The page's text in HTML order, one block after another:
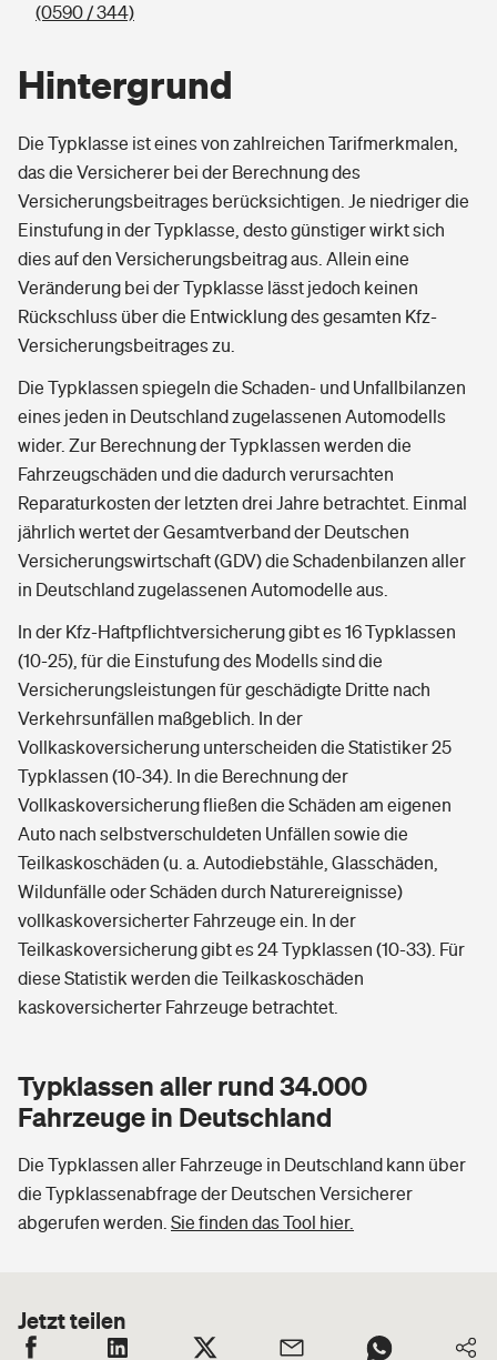
Tools
Kinderunfall-Check: Mehr Sicherheit für deine Kids
Typklassen: So ist Ihr Auto eingestuft
Sie haben Fragen?
(0590 / 344)
Hintergrund
Die Typklasse ist eines von zahlreichen Tarifmerkmalen,
das die Versicherer bei der Berechnung des
Versicherungsbeitrages berücksichtigen. Je niedriger die
Einstufung in der Typklasse, desto günstiger wirkt sich
dies auf den Versicherungsbeitrag aus. Allein eine
Veränderung bei der Typklasse lässt jedoch keinen
Rückschluss über die Entwicklung des gesamten Kfz-
Versicherungsbeitrages zu.
Die Typklassen spiegeln die Schaden- und Unfallbilanzen
eines jeden in Deutschland zugelassenen Automodells
wider. Zur Berechnung der Typklassen werden die
Fahrzeugschäden und die dadurch verursachten
Reparaturkosten der letzten drei Jahre betrachtet. Einmal
jährlich wertet der Gesamtverband der Deutschen
Versicherungswirtschaft (GDV) die Schadenbilanzen aller
in Deutschland zugelassenen Automodelle aus.
In der Kfz-Haftpflichtversicherung gibt es 16 Typklassen
(10-25), für die Einstufung des Modells sind die
Versicherungsleistungen für geschädigte Dritte nach
Verkehrsunfällen maßgeblich. In der
Vollkaskoversicherung unterscheiden die Statistiker 25
Typklassen (10-34). In die Berechnung der
Vollkaskoversicherung fließen die Schäden am eigenen
Auto nach selbstverschuldeten Unfällen sowie die
Teilkaskoschäden (u. a. Autodiebstähle, Glasschäden,
Wildunfälle oder Schäden durch Naturereignisse)
vollkaskoversicherter Fahrzeuge ein. In der
Teilkaskoversicherung gibt es 24 Typklassen (10-33). Für
diese Statistik werden die Teilkaskoschäden
kaskoversicherter Fahrzeuge betrachtet.
Typklassen aller rund 34.000
Fahrzeuge in Deutschland
Die Typklassen aller Fahrzeuge in Deutschland kann über
die Typklassenabfrage der Deutschen Versicherer
abgerufen werden. Sie finden das Tool hier.
Jetzt teilen